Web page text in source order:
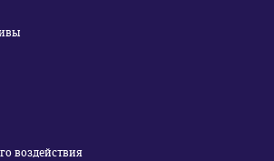
воздействия